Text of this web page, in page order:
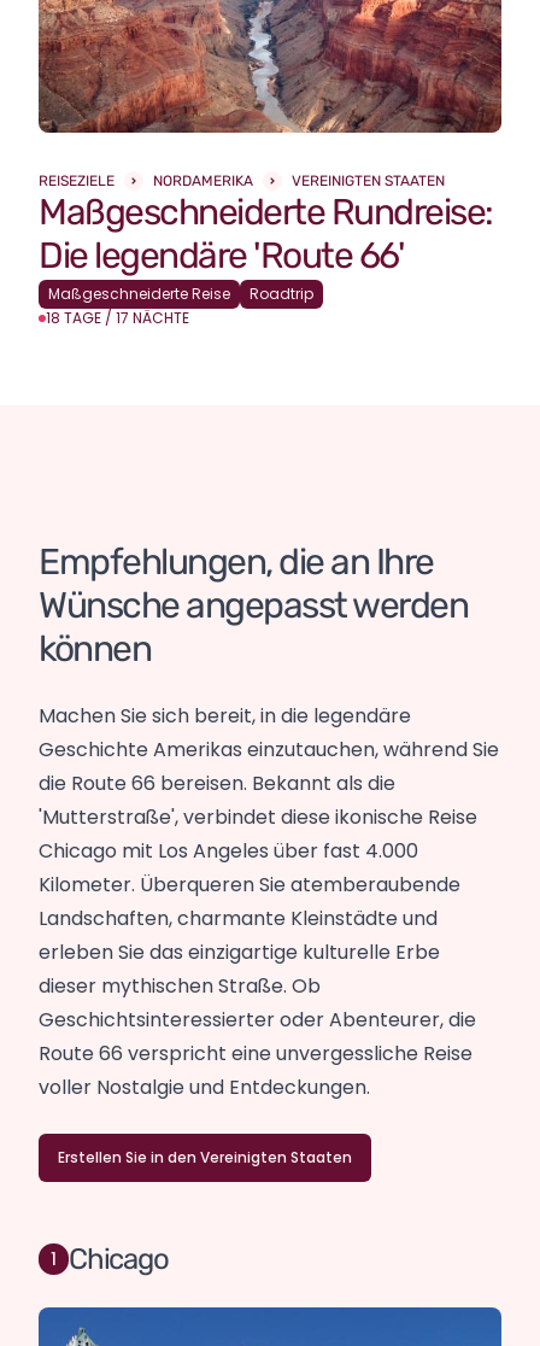
REISEZIELE NORDAMERIKA VEREINIGTEN STAATEN
Maßgeschneiderte Rundreise:
Die legendäre 'Route 66'
Maßgeschneiderte Reise
Roadtrip
18 TAGE / 17 NÄCHTE
Empfehlungen, die an Ihre
Wünsche angepasst werden
können
Machen Sie sich bereit, in die legendäre
Geschichte Amerikas einzutauchen, während Sie
die Route 66 bereisen. Bekannt als die
'Mutterstraße', verbindet diese ikonische Reise
Chicago mit Los Angeles über fast 4.000
Kilometer. Überqueren Sie atemberaubende
Landschaften, charmante Kleinstädte und
erleben Sie das einzigartige kulturelle Erbe
dieser mythischen Straße. Ob
Geschichtsinteressierter oder Abenteurer, die
Route 66 verspricht eine unvergessliche Reise
voller Nostalgie und Entdeckungen.
Erstellen Sie in den Vereinigten Staaten
Chicago